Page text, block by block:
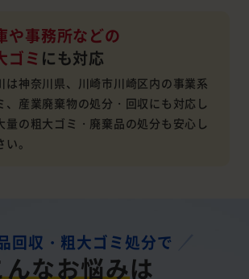
や事務所などの
ゴミ にも対応
は神奈川県、川崎市川崎区内の事業系
、産業廃棄物の処分・回収にも対応し
量の粗大ゴミ・廃棄品の処分も安心し
。
回収・粗大ゴミ処分で
んなお悩みは